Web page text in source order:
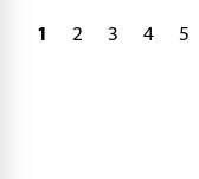
1 2 3 4 5